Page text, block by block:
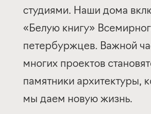
студиями. Наши дома
«Белую книгу»
петербуржцев. Важной
многих проектов
памятники архитектуры,
мы даем новую жизнь.